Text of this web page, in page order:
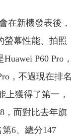
在新機發表後，
螢幕性能、拍照
P60 Pro，
，不過現在排名
上獲得了第一，
，而對比去年旗
6、總分147